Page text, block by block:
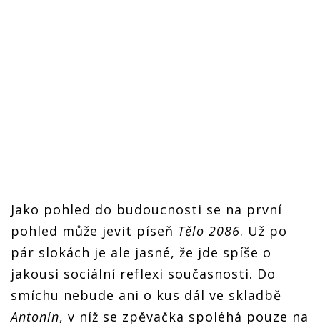
Jako pohled do budoucnosti se na první
pohled může jevit píseň Tělo 2086. Už po
pár slokách je ale jasné, že jde spíše o
jakousi sociální reflexi současnosti. Do
smíchu nebude ani o kus dál ve skladbě
Antonín, v níž se zpěvačka spoléhá pouze na